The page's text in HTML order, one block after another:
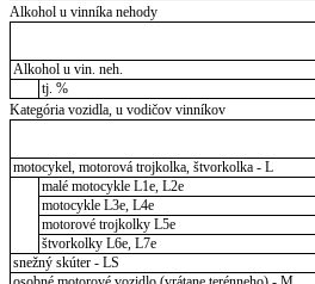
Alkohol u vinníka nehody
Alkohol u vin. neh.
tj. %
Kategória vozidla, u vodičov vinníkov
motocykel, motorová trojkolka, štvorkolka - L
malé motocykle L1e, L2e
motocykle L3e, L4e
motorové trojkolky L5e
štvorkolky L6e, L7e
snežný skúter - LS